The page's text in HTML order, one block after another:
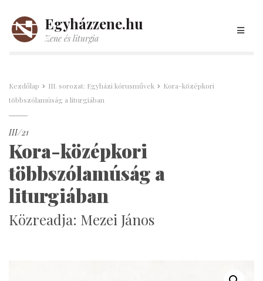
Egyházzene.hu
Zene és liturgia
Kezdőlap III. sorozat: Egyházi kórusművek
Kora-középkori
többszólamúság a liturgiában
III/21
Kora-középkori
többszólamúság a
liturgiában
Közreadja: Mezei János